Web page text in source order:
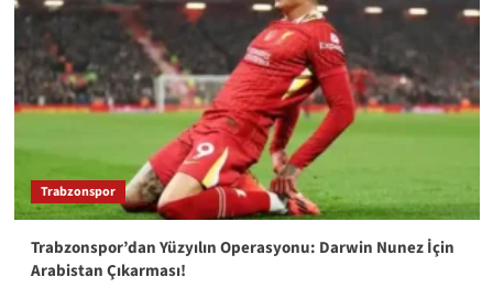
Trabzonspor
Trabzonspor’dan Yüzyılın Operasyonu: Darwin Nunez İçin
Arabistan Çıkarması!